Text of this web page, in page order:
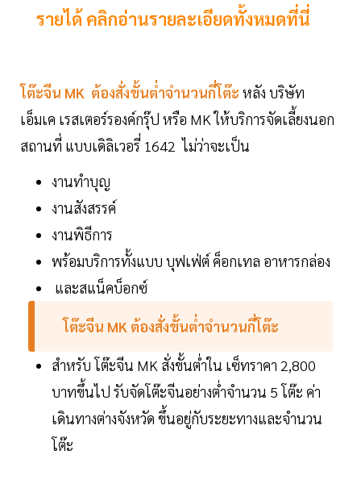
รายได้ คลิกอ่านรายละเอียดทั้งหมดที่นี่
โต๊ะจีน MK ต้องสั่งขั้นต่ำจำนวนกี่โต๊ะ หลัง บริษัท
เอ็มเค เรสเตอร์รองค์กรุ๊ป หรือ MK ให้บริการจัดเลี้ยงนอก
สถานที่ แบบเดิลิเวอรี่ 1642 ไม่ว่าจะเป็น
งานทำบุญ
งานสังสรรค์
งานพิธีการ
พร้อมบริการทั้งแบบ บุฟเฟ่ต์ ค็อกเทล อาหารกล่อง
และสแน็คบ็อกซ์
โต๊ะจีน MK ต้องสั่งขั้นต่ำจำนวนกี่โต๊ะ
สำหรับ โต๊ะจีน MK สั่งขั้นต่ำใน เซ็ทราคา 2,800
บาทขึ้นไป รับจัดโต๊ะจีนอย่างต่ำจำนวน 5 โต๊ะ ค่า
เดินทางต่างจังหวัด ขึ้นอยู่กับระยะทางและจำนวน
โต๊ะ